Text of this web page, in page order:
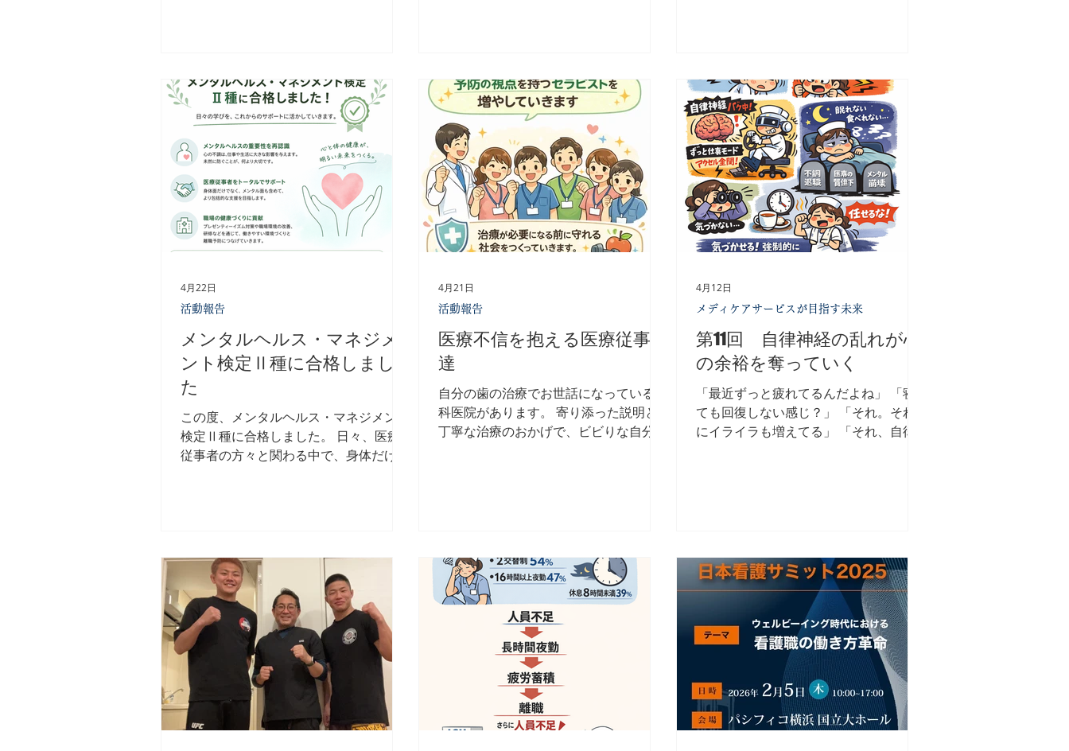
は、理学療法士の専門性を高めるための
さまざまな活動を行っています。具体的
には、以下のような取り組みがありま
す。 産業保健の推進 理学療法士は、企
業の健康管理にも貢献できます。労働者
の健康を守るためのプログラムを提供
し、職場環境を改善することが求められ
ています。 子どもの姿勢予防 子どもた
ちの健康を守るために、正しい姿勢を促
たちの未来を支えます。 働く世代の健
康支援 働く世代の健康を維持するため
のサポートが重要です。ストレス管理や
運動指導を通じて、心身の健康をサポー
トします。 自費での予防分野の拡充 自
費での予防に関するサービスを提供する
病気や痛みが出てから対応することが多
い仕事です。 しかし本当に大切なのは
予防です。 症状が出る前に気づくこ
と。 悪くなる前に支えること。 健康な
状態を維持すること。 これは歯科医療
だけでなく、私たち理学療法士が考える
予防とも共通しています。 ご紹介をき
っかけにご縁をいただき、現在は椎名先
生ご自身のお身体の定期的なメンテナン
語るだけではなく、その理想を一つひと
つ形にしてこられたことです。 地域の
ために何ができるのか。 患者さんのた
めに何が必要なのか。 その問いを持ち
続けながら行動されている姿勢に、いつ
も刺激をいただいています。...
える ↓ 離職者が増える ↓ さらに
看護師不足になる この悪循環が、多く
の医療現場で起きています。 今回の調
査では、処遇改善や人材育成、DX推進
などの対策が挙げられていました。 も
ちろん必要な取り組みです。 しかし、
私は 「看護師自身の健康を守る」とい
う視点がほとんど見当たらなかったこと
に違和感を覚えました。 医療を支えて
も、働く人が疲弊し続ければ離職は防げ
ません。 だからこそ今後の医療経営に
必要なのは、人材確保だけではなく、人
材が健康に働き続けられる環境づくりで
す。 患者さんを守るためには、まず職
員を守る必要があります。...
メンタルヘルス・マネジメ
ント検定Ⅱ種に合格しまし
た
この度、メンタルヘルス・マネジメント
検定Ⅱ種に合格しました。 日々、医療
従事者の方々と関わる中で、身体だけで
離職につながっているケースも少なくあ
りません。 今回の学びを通して、メン
タルヘルス対策は「不調になってから対
応するもの」ではなく、「未然に防ぐ仕
組みづくり」が重要であると改めて実感
しました。 今後はこれまで取り組んで
きた身体面へのアプローチに加え、メン
タルヘルスの視点も取り入れながら、よ
り包括的に医療従事者の方々をサポート
活動報告
4月22日
医療不信を抱える医療従事者
達
自分の歯の治療でお世話になっている歯
科医院があります。 寄り添った説明と
丁寧な治療のおかげで、ビビりな自分で
れは、 医療の現実を誰よりも近くで見
ている からです。 そういった現実を知
っているからこそ、「本当に大丈夫なの
か」と疑ってしまう。 その結果、自分
自身の体の不調に対しても 受診が遅れ
、 気づいた時には“予防”ではなく“治
療”が必要な状態 になってしまうことも
少なくありません。 その中で改めて感
じたのは、 予防は「特別なもの」では
活動報告
4月21日
第11回 自律神経の乱れが心
の余裕を奪っていく
「最近ずっと疲れてるんだよね」 「寝
ても回復しない感じ？」 「それ。それ
にイライラも増えてる」 「それ、自律
しょ」 「確かに気が抜けない」 「その
状態が続くと、眠れない、食欲落ちる、
イライラ」 「全部当てはまる…」 「で
も本人は“気のせい”で済ませがち」 「ま
さにそれ」 「それが一番危ない」
「え、なんで？」 「気づいた時には限
界超えてるから」・・・ 実際にデータ
でも同じ傾向が出ています 医療従事者
の約6割が強いストレス を感じている 看
メディケアサービスが目指す未来
4月12日